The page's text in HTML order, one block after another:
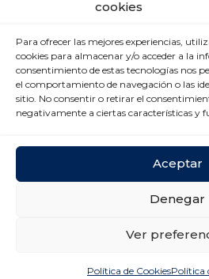
cookies
Para ofrecer las mejores experiencias,
cookies para almacenar y/o acceder a la
consentimiento de estas tecnologías nos
el comportamiento de navegación o las
sitio. No consentir o retirar el
negativamente a ciertas características y
Aceptar
Denegar
Ver
Política de CookiesPolítica